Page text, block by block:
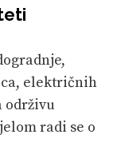
električnih
održivu
radi se o